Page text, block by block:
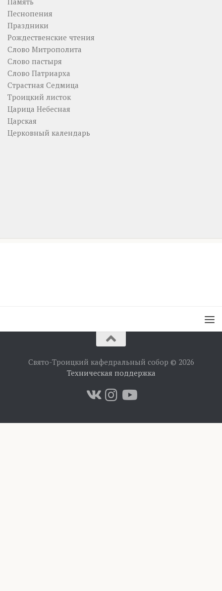
Песнопения
Праздники
Рождественские чтения
Слово Митрополита
Слово пастыря
Слово Патриарха
Страстная Седмица
Троицкий листок
Царица Небесная
Царская
Церковный календарь
Свято-Троицкий кафедральный собор © 2026
Техническая поддержка